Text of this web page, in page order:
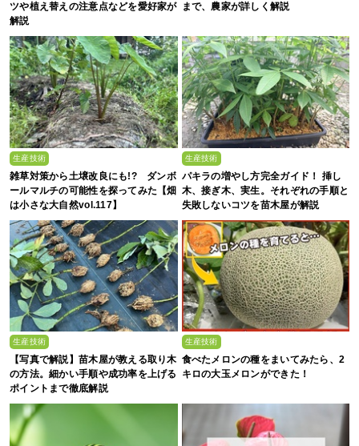
ツや植え替えの注意点などを愛好家が
解説
まで、農家が詳しく解説
生産技術
雑草対策から土壌改良にも!? ダンボ
ールマルチの可能性を探ってみた【畑
は小さな大自然vol.117】
生産技術
パキラの増やし方完全ガイド！ 挿し
木、接ぎ木、実生。それぞれの手順と
失敗しないコツを苗木屋が解説
生産技術
【写真で解説】苗木屋が教える取り木
の方法。細かい手順や成功率を上げる
ポイントまで徹底解説
生産技術
食べたメロンの種をまいてみたら、2
キロの大玉メロンができた！